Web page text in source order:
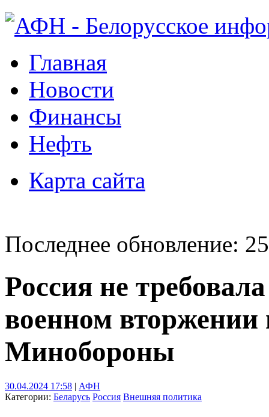
Главная
Новости
Финансы
Нефть
Карта сайта
Последнее обновление:
Россия не
военном
Минобороны
30.04.2024 17:58 | АФН
Категории: Беларусь Россия Внешняя политика